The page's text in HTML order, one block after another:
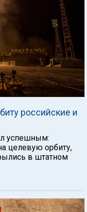
российские и
успешным:
целевую орбиту,
в штатном